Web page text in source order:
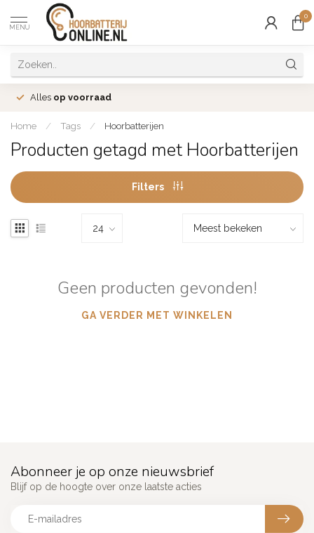
MENU
0
Alles op voorraad
Home / Tags / Hoorbatterijen
Producten getagd met Hoorbatterijen
Filters
Geen producten gevonden!
GA VERDER MET WINKELEN
Abonneer je op onze nieuwsbrief
Blijf op de hoogte over onze laatste acties